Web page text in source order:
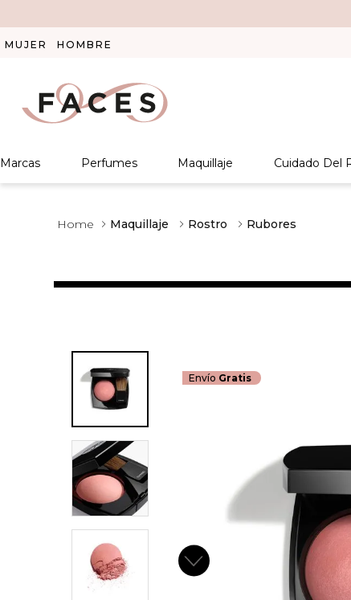
MUJER HOMBRE
Marcas Perfumes Maquillaje Cuidado Del
Maquillaje Rostro Rubores
Envío Gratis